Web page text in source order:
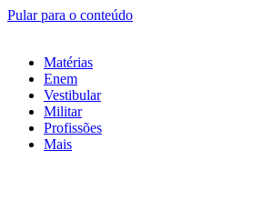
Pular para o conteúdo
Matérias
Enem
Vestibular
Militar
Profissões
Mais